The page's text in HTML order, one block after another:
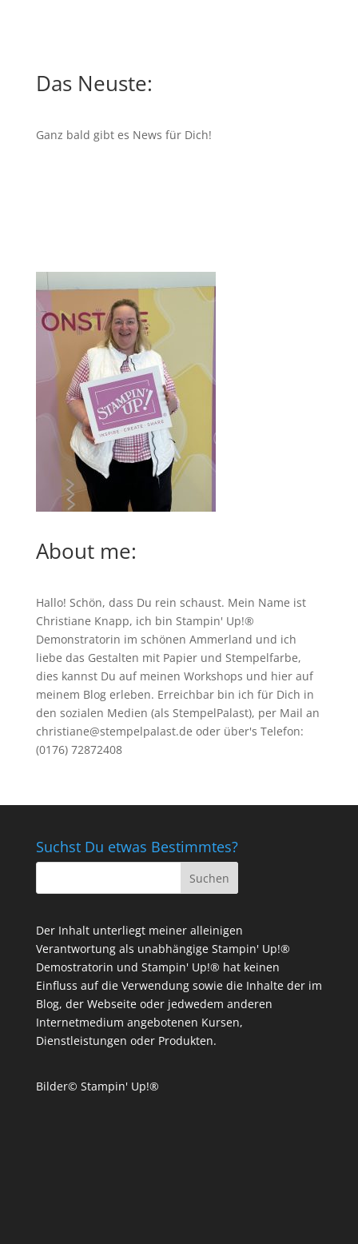
Das Neuste:
Ganz bald gibt es News für Dich!
About me:
Hallo! Schön, dass Du rein schaust. Mein Name ist
Christiane Knapp, ich bin Stampin' Up!®
Demonstratorin im schönen Ammerland und ich
liebe das Gestalten mit Papier und Stempelfarbe,
dies kannst Du auf meinen Workshops und hier auf
meinem Blog erleben. Erreichbar bin ich für Dich in
den sozialen Medien (als StempelPalast), per Mail an
christiane@stempelpalast.de oder über's Telefon:
(0176) 72872408
Suchst Du etwas Bestimmtes?
Der Inhalt unterliegt meiner alleinigen
Verantwortung als unabhängige Stampin' Up!®
Demostratorin und Stampin' Up!® hat keinen
Einfluss auf die Verwendung sowie die Inhalte der im
Blog, der Webseite oder jedwedem anderen
Internetmedium angebotenen Kursen,
Dienstleistungen oder Produkten.
Bilder© Stampin' Up!®